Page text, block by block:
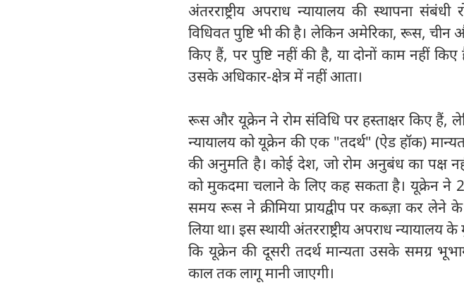
अंतरराष्ट्रीय अपराध न्यायालय की स्थापना
विधिवत पुष्टि भी की है। लेकिन अमेरिका, रूस, चीन
किए हैं, पर पुष्टि नहीं की है, या दोनों काम नहीं
उसके अधिकार-क्षेत्र में नहीं आता।
रूस और यूक्रेन ने रोम संविधि पर हस्ताक्षर किए हैं,
न्यायालय को यूक्रेन की एक "तदर्थ" (ऐड हॉक)
की अनुमति है। कोई देश, जो रोम अनुबंध का पक्ष
को मुकदमा चलाने के लिए कह सकता है। यूक्रेन ने
समय रूस ने क्रीमिया प्रायद्वीप पर कब्ज़ा कर
लिया था। इस स्थायी अंतरराष्ट्रीय अपराध
कि यूक्रेन की दूसरी तदर्थ मान्यता उसके समग्र
काल तक लागू मानी जाएगी।